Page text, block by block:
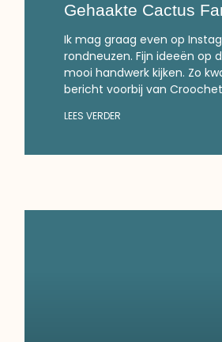
Gehaakte Cactus
Ik mag graag even op
rondneuzen. Fijn ideeën op
mooi handwerk kijken. Zo
bericht voorbij van
LEES VERDER